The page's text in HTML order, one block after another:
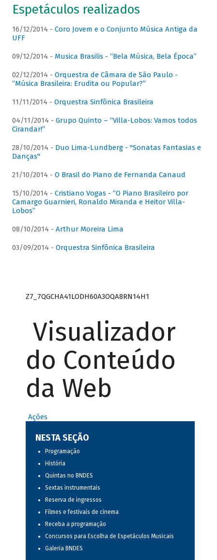
Espetáculos realizados
16/12/2014 - Coro Jovem e o Conjunto Música Antiga da
UFF
09/12/2014 - Musica Brasilis - “Bela Música, Bela Época”
02/12/2014 - Orquestra de Câmara de São Paulo -
“Música Brasileira: Erudita ou Popular?”
11/11/2014 - Orquestra Sinfônica Brasileira
04/11/2014 - Grupo Quinto – “Villa-Lobos: Vamos todos
Cirandar!”
28/10/2014 - Duo Lima-Lundberg - "Sonatas Fantasias e
Danças"
21/10/2014 - O Brasil do Piano de Fernanda Canaud
15/10/2014 - Cristiano Vogas - “O Piano Brasileiro por
Camargo Guarnieri, Ronaldo Miranda e Heitor Villa-
Lobos”
08/10/2014 - Arthur Moreira Lima
03/09/2014 - Orquestra Sinfônica Brasileira
Z7_7QGCHA41LODH60A3OQA8RN14H1
Visualizador
do Conteúdo
da Web
Ações
NESTA SEÇÃO
Programação
História
Quintas no BNDES
Sextas instrumentais
Reserva de ingressos
Filmes e festivais de cinema
Receba a programação
Concursos para Escolha de Espetáculos Musicais
Galeria BNDES